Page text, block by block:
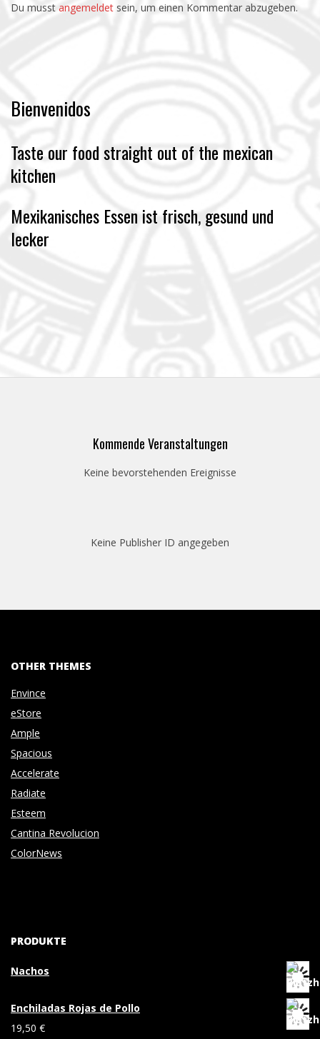
Du musst angemeldet sein, um einen Kommentar abzugeben.
Bienvenidos
Taste our food straight out of the mexican
kitchen
Mexikanisches Essen ist frisch, gesund und
lecker
Kommende Veranstaltungen
Keine bevorstehenden Ereignisse
Keine Publisher ID angegeben
OTHER THEMES
Envince
eStore
Ample
Spacious
Accelerate
Radiate
Esteem
Cantina Revolucion
ColorNews
PRODUKTE
Nachos
Enchiladas Rojas de Pollo
19,50 €